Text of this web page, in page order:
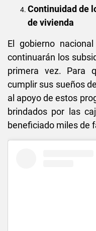
Continuidad de
de vivienda
El gobierno
continuarán los
primera vez. Para
cumplir sus sueños
al apoyo de estos
brindados por las
beneficiado miles de